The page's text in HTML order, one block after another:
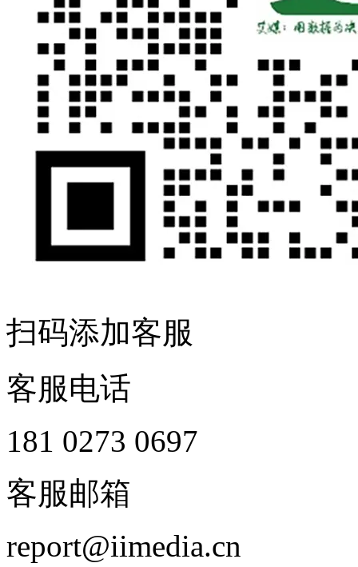
扫码添加客服
客服电话
181 0273 0697
客服邮箱
report@iimedia.cn